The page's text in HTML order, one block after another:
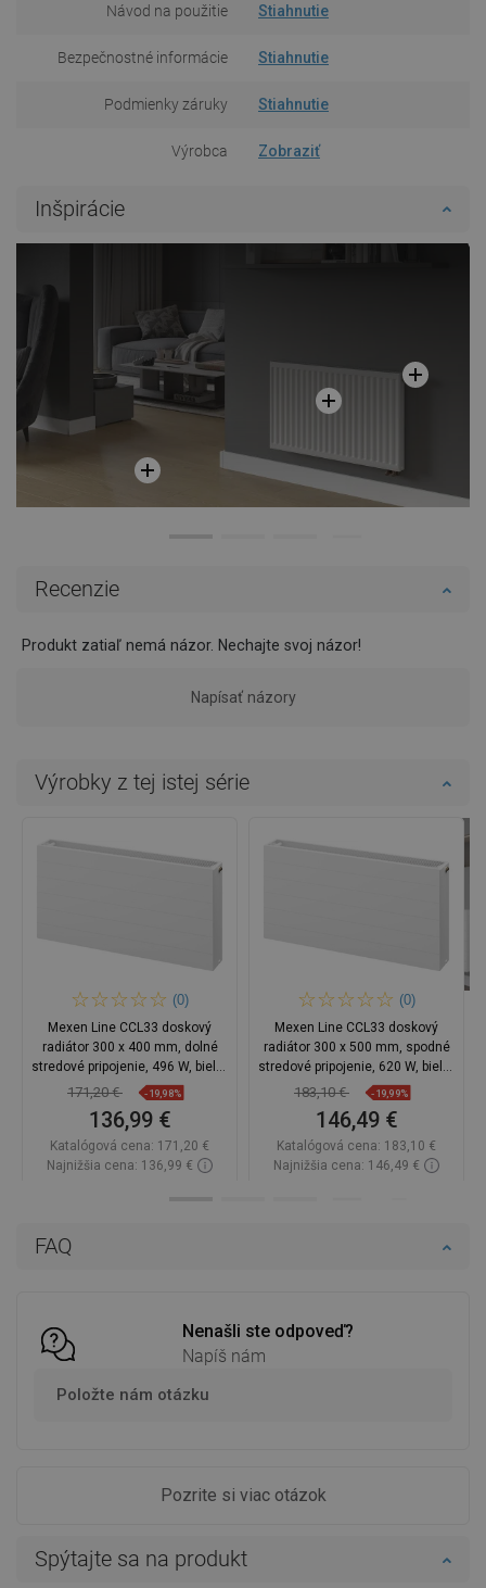
Návod na použitie Stiahnutie
Bezpečnostné informácie Stiahnutie
Podmienky záruky Stiahnutie
Výrobca Zobraziť
Inšpirácie
FAQ
Nenašli ste odpoveď?
Napíš nám
Položte nám otázku
Pozrite si viac otázok
Recenzie
Produkt zatiaľ nemá názor. Nechajte svoj názor!
Napísať názory
Spýtajte sa na produkt
Výrobky z tej istej série
(0)
Mexen Line CCL33 doskový
radiátor 300 x 400 mm, dolné
stredové pripojenie, 496 W, biely -
W6C33L-030-040-00
171,20 € -19,98%
136,99 €
Katalógová cena: 171,20 €
Najnižšia cena: 136,99 €
(0)
Mexen Line CCL33 doskový
radiátor 300 x 500 mm, spodné
stredové pripojenie, 620 W, biely -
W6C33L-030-050-00
183,10 € -19,99%
146,49 €
Katalógová cena: 183,10 €
Najnižšia cena: 146,49 €